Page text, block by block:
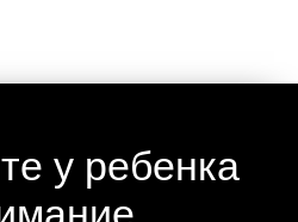
у ребенка